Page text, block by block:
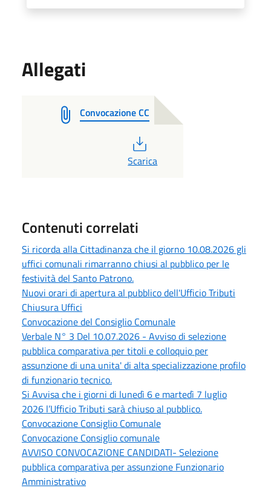
Allegati
Convocazione CC
PDF
Scarica
Contenuti correlati
Si ricorda alla Cittadinanza che il giorno 10.08.2026 gli
uffici comunali rimarranno chiusi al pubblico per le
festività del Santo Patrono.
Nuovi orari di apertura al pubblico dell'Ufficio Tributi
Chiusura Uffici
Convocazione del Consiglio Comunale
Verbale N° 3 Del 10.07.2026 - Avviso di selezione
pubblica comparativa per titoli e colloquio per
assunzione di una unita' di alta specializzazione profilo
di funzionario tecnico.
Si Avvisa che i giorni di lunedì 6 e martedì 7 luglio
2026 l’Ufficio Tributi sarà chiuso al pubblico.
Convocazione Consiglio Comunale
Convocazione Consiglio comunale
AVVISO CONVOCAZIONE CANDIDATI- Selezione
pubblica comparativa per assunzione Funzionario
Amministrativo